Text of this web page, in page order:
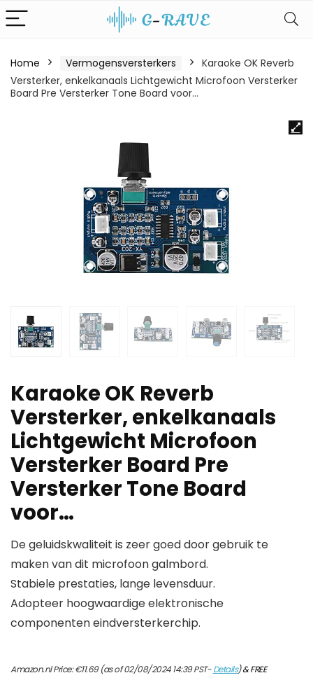
Home Vermogensversterkers
Karaoke OK Reverb
Versterker, enkelkanaals Lichtgewicht Microfoon Versterker
Board Pre Versterker Tone Board voor…
Karaoke OK Reverb
Versterker, enkelkanaals
Lichtgewicht Microfoon
Versterker Board Pre
Versterker Tone Board
voor…
De geluidskwaliteit is zeer goed door gebruik te
maken van dit microfoon galmbord.
Stabiele prestaties, lange levensduur.
Adopteer hoogwaardige elektronische
componenten eindversterkerchip.
Amazon.nl Price:€11.69(as of 02/08/2024 14:39 PST-Details)&FREE